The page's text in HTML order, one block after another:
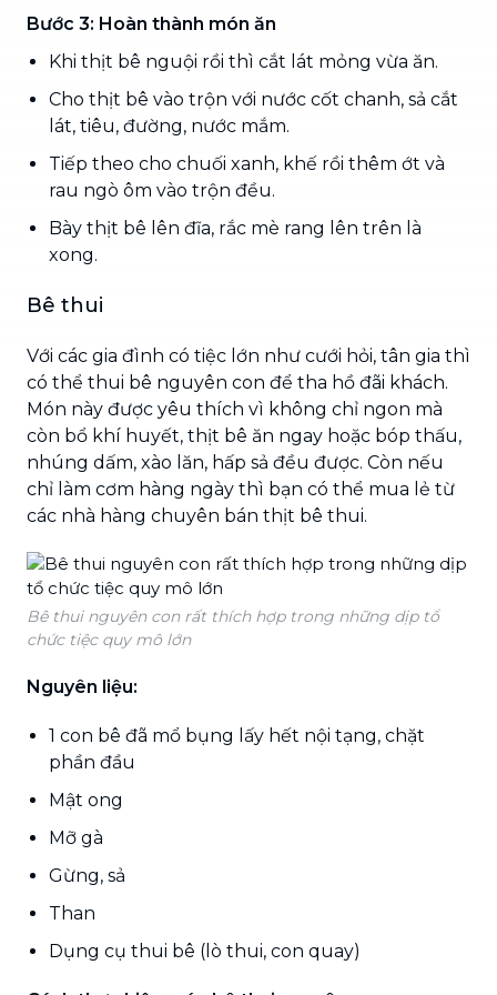
Bước 3: Hoàn thành món ăn
Khi thịt bê nguội rồi thì cắt lát mỏng vừa ăn.
Cho thịt bê vào trộn với nước cốt chanh, sả cắt
lát, tiêu, đường, nước mắm.
Tiếp theo cho chuối xanh, khế rồi thêm ớt và
rau ngò ôm vào trộn đều.
Bày thịt bê lên đĩa, rắc mè rang lên trên là
xong.
Bê thui
Với các gia đình có tiệc lớn như cưới hỏi, tân gia thì
có thể thui bê nguyên con để tha hồ đãi khách.
Món này được yêu thích vì không chỉ ngon mà
còn bổ khí huyết, thịt bê ăn ngay hoặc bóp thấu,
nhúng dấm, xào lăn, hấp sả đều được. Còn nếu
chỉ làm cơm hàng ngày thì bạn có thể mua lẻ từ
các nhà hàng chuyên bán thịt bê thui.
Bê thui nguyên con rất thích hợp trong những dịp tổ
chức tiệc quy mô lớn
Nguyên liệu:
1 con bê đã mổ bụng lấy hết nội tạng, chặt
phần đầu
Mật ong
Mỡ gà
Gừng, sả
Than
Dụng cụ thui bê (lò thui, con quay)